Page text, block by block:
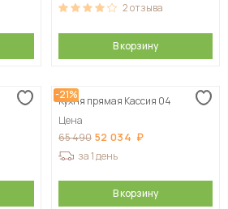
2отзыва
В корзину
-21%
Кухня прямая Кассия 04
Цена
65 490 52 034
за 1 день
В корзину